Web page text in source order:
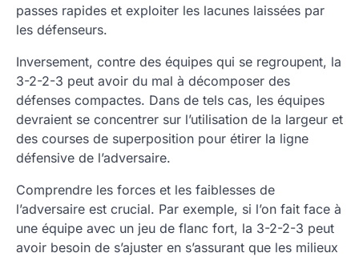
passes rapides et exploiter les lacunes laissées par
les défenseurs.
Inversement, contre des équipes qui se regroupent, la
3-2-2-3 peut avoir du mal à décomposer des
défenses compactes. Dans de tels cas, les équipes
devraient se concentrer sur l’utilisation de la largeur et
des courses de superposition pour étirer la ligne
défensive de l’adversaire.
Comprendre les forces et les faiblesses de
l’adversaire est crucial. Par exemple, si l’on fait face à
une équipe avec un jeu de flanc fort, la 3-2-2-3 peut
avoir besoin de s’ajuster en s’assurant que les milieux